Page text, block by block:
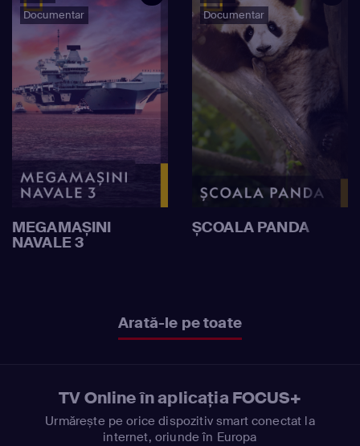
Documentar
MEGAMAȘINI
NAVALE 3
Documentar
ȘCOALA PANDA
Arată-le pe toate
TV Online în aplicația FOCUS+
Urmărește pe orice dispozitiv smart conectat la
internet, oriunde în Europa